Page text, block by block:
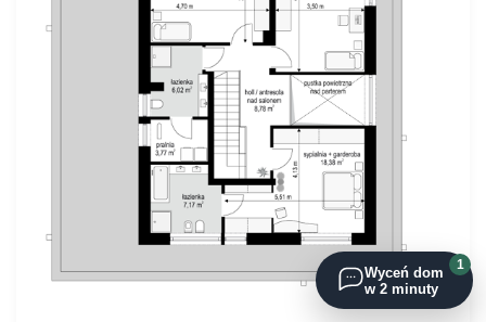
1
Wyceń dom
w 2 minuty